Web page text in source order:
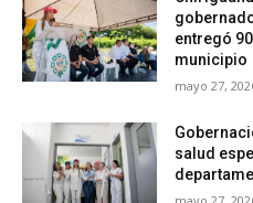
entregó
municipio
mayo 27,
salud